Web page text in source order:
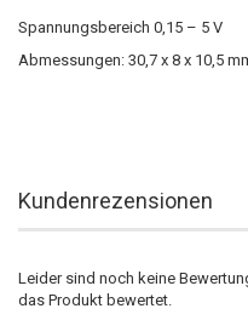
​Spannungsbereich 0,15 – 5 V
Abmessungen: 30,7 x 8 x 10,5
Kundenrezensionen
Leider sind noch keine
das Produkt bewertet.